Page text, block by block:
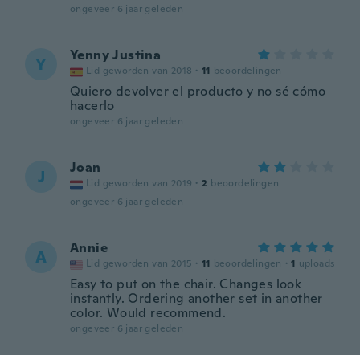
ongeveer 6 jaar geleden
Y Yenny Justina
Lid geworden van 2018 · 11 beoordelingen
Quiero devolver el producto y no sé cómo
hacerlo
ongeveer 6 jaar geleden
J Joan
Lid geworden van 2019 · 2 beoordelingen
ongeveer 6 jaar geleden
A Annie
Lid geworden van 2015 · 11 beoordelingen · 1 uploads
Easy to put on the chair. Changes look
instantly. Ordering another set in another
color. Would recommend.
ongeveer 6 jaar geleden